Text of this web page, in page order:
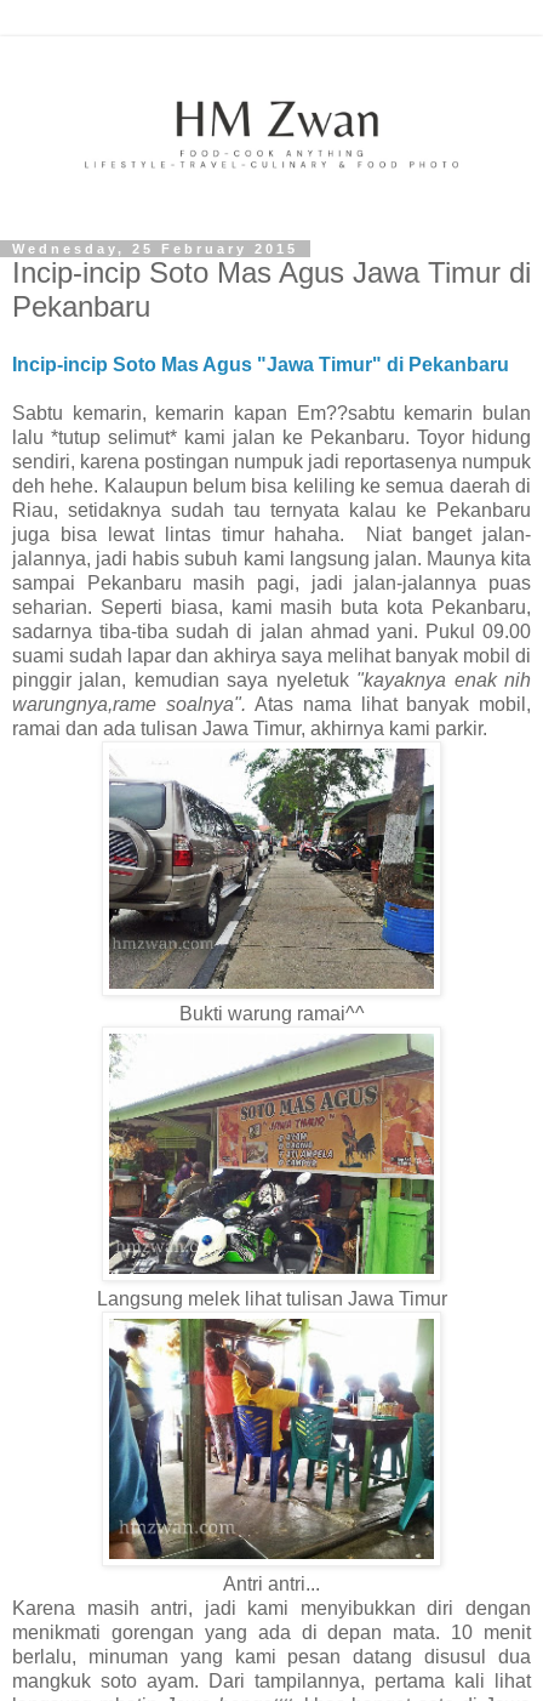
Wednesday, 25 February 2015
Incip-incip Soto Mas Agus Jawa Timur di
Pekanbaru
Incip-incip Soto Mas Agus "Jawa Timur" di Pekanbaru
Sabtu kemarin, kemarin kapan Em??sabtu kemarin bulan
lalu *tutup selimut* kami jalan ke Pekanbaru. Toyor hidung
sendiri, karena postingan numpuk jadi reportasenya numpuk
deh hehe. Kalaupun belum bisa keliling ke semua daerah di
Riau, setidaknya sudah tau ternyata kalau ke Pekanbaru
juga bisa lewat lintas timur hahaha. Niat banget jalan-
jalannya, jadi habis subuh kami langsung jalan. Maunya kita
sampai Pekanbaru masih pagi, jadi jalan-jalannya puas
seharian. Seperti biasa, kami masih buta kota Pekanbaru,
sadarnya tiba-tiba sudah di jalan ahmad yani. Pukul 09.00
suami sudah lapar dan akhirya saya melihat banyak mobil di
pinggir jalan, kemudian saya nyeletuk "kayaknya enak nih
warungnya,rame soalnya". Atas nama lihat banyak mobil,
ramai dan ada tulisan Jawa Timur, akhirnya kami parkir.
Bukti warung ramai^^
Langsung melek lihat tulisan Jawa Timur
Antri antri...
Karena masih antri, jadi kami menyibukkan diri dengan
menikmati gorengan yang ada di depan mata. 10 menit
berlalu, minuman yang kami pesan datang disusul dua
mangkuk soto ayam. Dari tampilannya, pertama kali lihat